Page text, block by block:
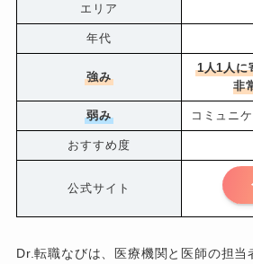
エリア
年代
強み
1人1人に
非
弱み コミュニ
おすすめ度
公式サイト
Dr.転職なびは、医療機関と医師の担当